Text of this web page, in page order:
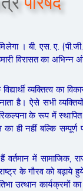
। बी. एस. ए.
विरासत का अभिन्न
व्यक्तित्व का
है। ऐसे सभी
के रूप में स्थापित
ही नहीं बल्कि
वर्तमान में सामाजिक,
के गौरव को बढ़ाये
उत्थान कार्यक्रमों